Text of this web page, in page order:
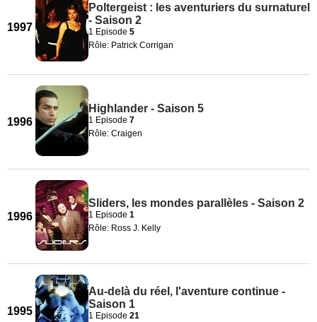
1997
Poltergeist : les aventuriers du surnaturel
- Saison 2
1 Episode 5
Rôle: Patrick Corrigan
1996
Highlander - Saison 5
1 Episode 7
Rôle: Craigen
1996
Sliders, les mondes parallèles - Saison 2
1 Episode 1
Rôle: Ross J. Kelly
1995
Au-delà du réel, l'aventure continue -
Saison 1
1 Episode 21